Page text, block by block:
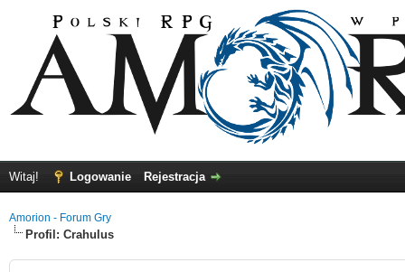
Witaj! Logowanie Rejestracja
Amorion - Forum Gry
Profil: Crahulus